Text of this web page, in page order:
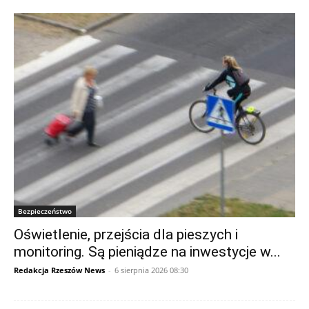
Bezpieczeństwo
Oświetlenie, przejścia dla pieszych i
monitoring. Są pieniądze na inwestycje w...
Redakcja Rzeszów News - 6 sierpnia 2026 08:30